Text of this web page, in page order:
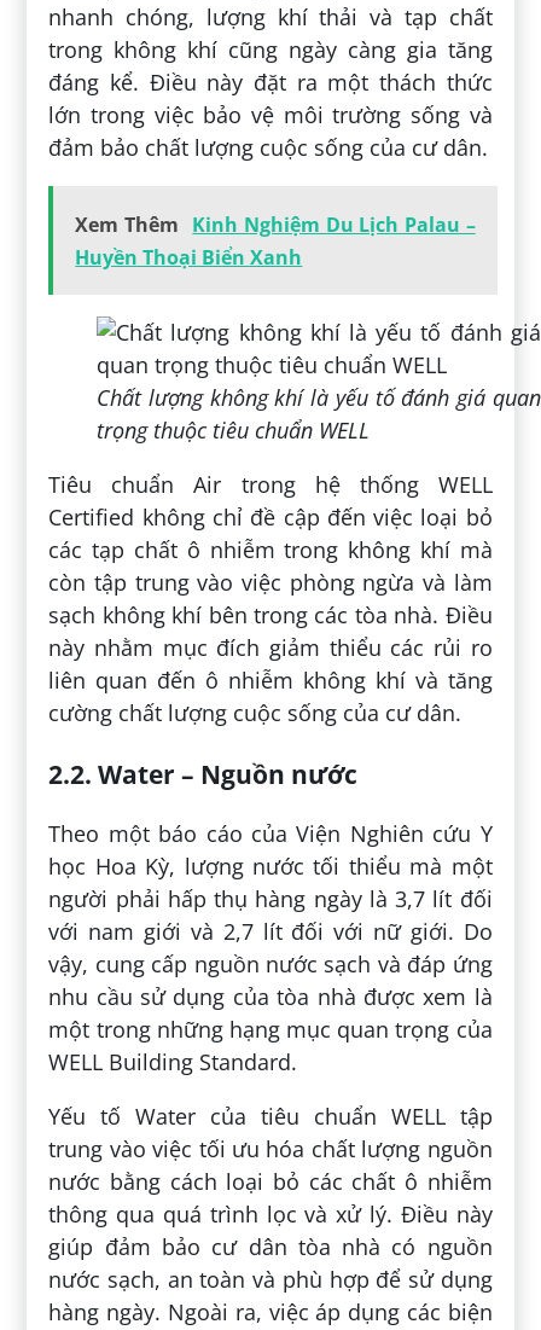
nhanh chóng, lượng khí thải và tạp chất
trong không khí cũng ngày càng gia tăng
đáng kể. Điều này đặt ra một thách thức
lớn trong việc bảo vệ môi trường sống và
đảm bảo chất lượng cuộc sống của cư dân.
Xem Thêm Kinh Nghiệm Du Lịch Palau –
Huyền Thoại Biển Xanh
Chất lượng không khí là yếu tố đánh giá quan
trọng thuộc tiêu chuẩn WELL
Tiêu chuẩn Air trong hệ thống WELL
Certified không chỉ đề cập đến việc loại bỏ
các tạp chất ô nhiễm trong không khí mà
còn tập trung vào việc phòng ngừa và làm
sạch không khí bên trong các tòa nhà. Điều
này nhằm mục đích giảm thiểu các rủi ro
liên quan đến ô nhiễm không khí và tăng
cường chất lượng cuộc sống của cư dân.
2.2. Water – Nguồn nước
Theo một báo cáo của Viện Nghiên cứu Y
học Hoa Kỳ, lượng nước tối thiểu mà một
người phải hấp thụ hàng ngày là 3,7 lít đối
với nam giới và 2,7 lít đối với nữ giới. Do
vậy, cung cấp nguồn nước sạch và đáp ứng
nhu cầu sử dụng của tòa nhà được xem là
một trong những hạng mục quan trọng của
WELL Building Standard.
Yếu tố Water của tiêu chuẩn WELL tập
trung vào việc tối ưu hóa chất lượng nguồn
nước bằng cách loại bỏ các chất ô nhiễm
thông qua quá trình lọc và xử lý. Điều này
giúp đảm bảo cư dân tòa nhà có nguồn
nước sạch, an toàn và phù hợp để sử dụng
hàng ngày. Ngoài ra, việc áp dụng các biện